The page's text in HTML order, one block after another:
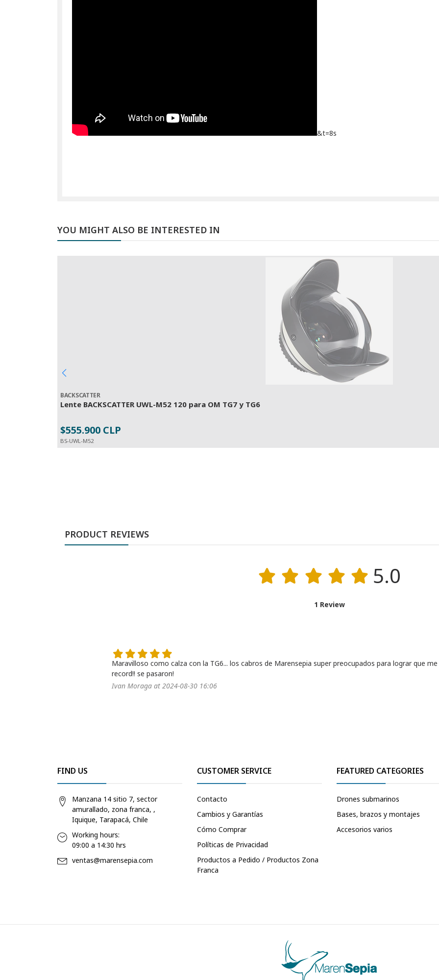
&t=8s
YOU MIGHT ALSO BE INTERESTED IN
BACKSCATTER
Lente BACKSCATTER UWL-M52 120 para OM TG7 y TG6
$555.900 CLP
BS-UWL-M52
PRODUCT REVIEWS
5.0
1 Review
Maravilloso como calza con la TG6... los cabros de Marensepia super preocupados para lograr que
record!! se pasaron!
Ivan Moraga at 2024-08-30 16:06
FIND US
Manzana 14 sitio 7, sector
amurallado, zona franca, ,
Iquique, Tarapacá, Chile
Working hours:
09:00 a 14:30 hrs
ventas@marensepia.com
CUSTOMER SERVICE
Contacto
Cambios y Garantías
Cómo Comprar
Políticas de Privacidad
Productos a Pedido / Productos Zona
Franca
FEATURED CATEGORIES
Drones submarinos
Bases, brazos y montajes
Accesorios varios